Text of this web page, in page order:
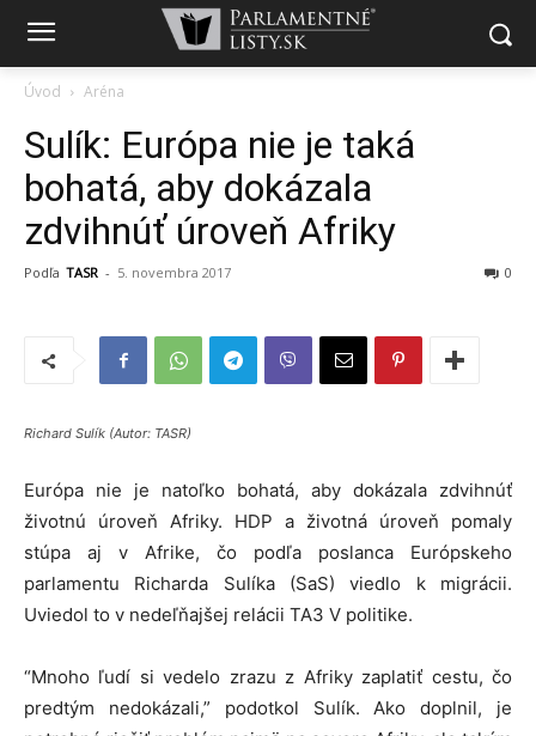
Úvod Aréna
Sulík: Európa nie je taká
bohatá, aby dokázala
zdvihnúť úroveň Afriky
Podľa TASR - 5. novembra 2017 0
Richard Sulík (Autor: TASR)
Európa nie je natoľko bohatá, aby dokázala zdvihnúť
životnú úroveň Afriky. HDP a životná úroveň pomaly
stúpa aj v Afrike, čo podľa poslanca Európskeho
parlamentu Richarda Sulíka (SaS) viedlo k migrácii.
Uviedol to v nedeľňajšej relácii TA3 V politike.
“Mnoho ľudí si vedelo zrazu z Afriky zaplatiť cestu, čo
predtým nedokázali,” podotkol Sulík. Ako doplnil, je